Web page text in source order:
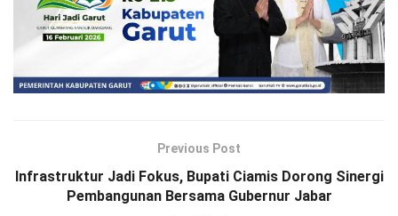
Previous Post
Infrastruktur Jadi Fokus, Bupati Ciamis Dorong Sinergi
Pembangunan Bersama Gubernur Jabar